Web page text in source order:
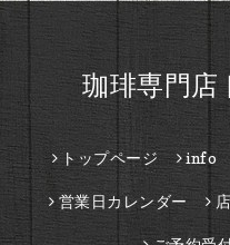
珈琲専門店
トップページ info
営業日カレンダー